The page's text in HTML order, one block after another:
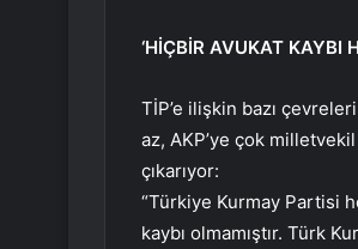
‘HİÇBİR AVUKAT KAYBI
TİP’e ilişkin bazı
az, AKP’ye çok
çıkarıyor:
“Türkiye Kurmay Partisi
kaybı olmamıştır. Türk